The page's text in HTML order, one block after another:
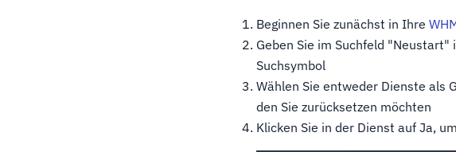
Beginnen Sie zunächst in Ihre
Geben Sie im Suchfeld "Neustart"
Suchsymbol
Wählen Sie entweder Dienste als
den Sie zurücksetzen möchten
Klicken Sie in der Dienst auf Ja,